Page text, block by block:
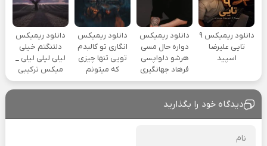
دانلود ریمیکس ۹
تایی علیرضا
اسپید
دانلود ریمیکس
دواره حال مسی
هرشو دلواپسی
فرهاد جهانگیری
دانلود ریمیکس
انگاری تو کالبدم
تویی تنها چیزی
که میتونم
دانلود ریمیکس
دلتنگتم خیلی
لیلی لیلی لیلی _
میکس ترکیبی
دیدگاه خود را بگذارید